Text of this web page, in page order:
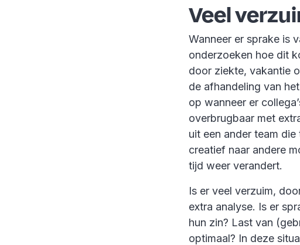
Veel
Wanneer er sprake is
onderzoeken hoe dit
door ziekte, vakantie
de afhandeling van
op wanneer er
overbrugbaar met
uit een ander team
creatief naar andere
tijd weer verandert.
Is er veel verzuim,
extra analyse. Is er
hun zin? Last van
optimaal? In deze